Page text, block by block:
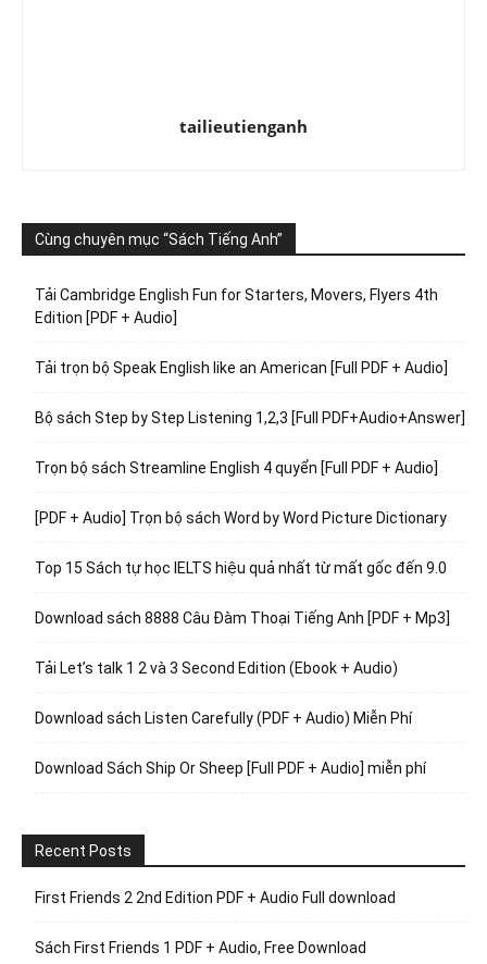
tailieutienganh
Cùng chuyên mục “Sách Tiếng Anh”
Tải Cambridge English Fun for Starters, Movers, Flyers 4th
Edition [PDF + Audio]
Tải trọn bộ Speak English like an American [Full PDF + Audio]
Bộ sách Step by Step Listening 1,2,3 [Full PDF+Audio+Answer]
Trọn bộ sách Streamline English 4 quyển [Full PDF + Audio]
[PDF + Audio] Trọn bộ sách Word by Word Picture Dictionary
Top 15 Sách tự học IELTS hiệu quả nhất từ mất gốc đến 9.0
Download sách 8888 Câu Đàm Thoại Tiếng Anh [PDF + Mp3]
Tải Let’s talk 1 2 và 3 Second Edition (Ebook + Audio)
Download sách Listen Carefully (PDF + Audio) Miễn Phí
Download Sách Ship Or Sheep [Full PDF + Audio] miễn phí
Recent Posts
First Friends 2 2nd Edition PDF + Audio Full download
Sách First Friends 1 PDF + Audio, Free Download